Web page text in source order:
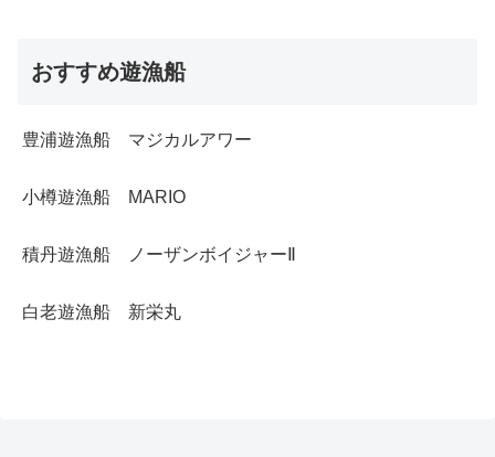
おすすめ遊漁船
豊浦遊漁船 マジカルアワー
小樽遊漁船 MARIO
積丹遊漁船 ノーザンボイジャーⅡ
白老遊漁船 新栄丸